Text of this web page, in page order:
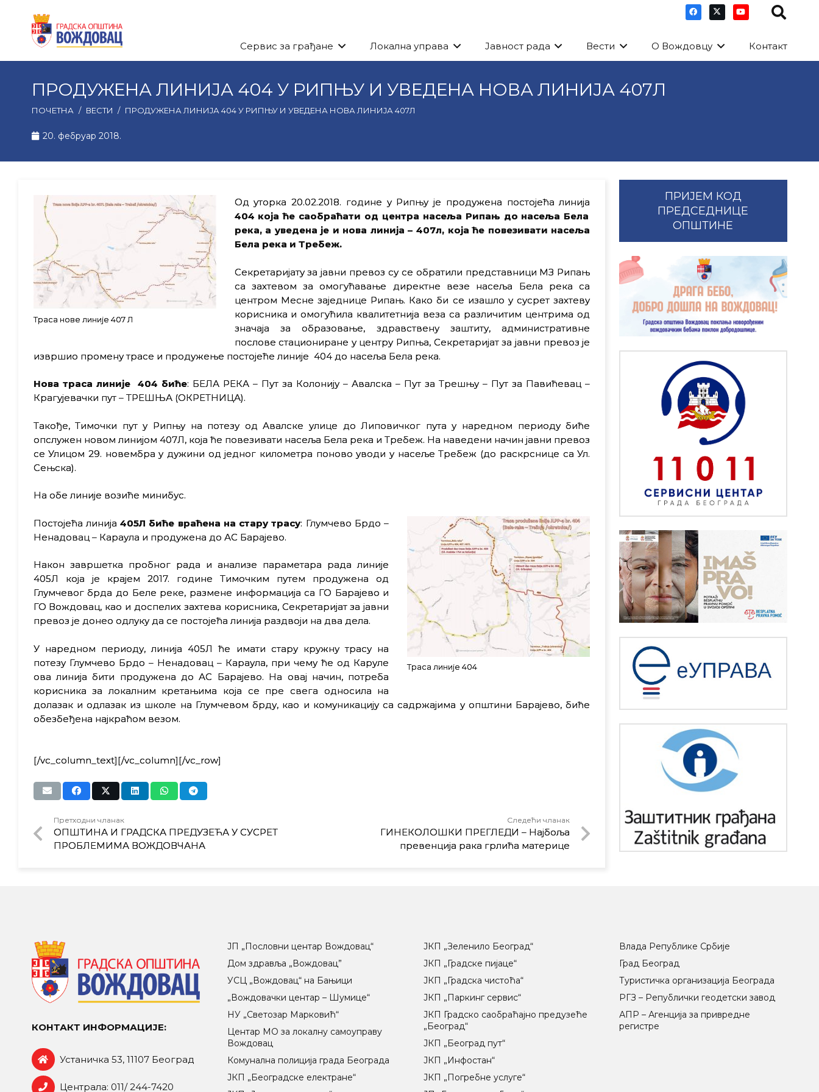
Сервис за грађане Локална управа Јавност рада Вести О Вождовцу Контакт
ПРОДУЖЕНА ЛИНИЈА 404 У РИПЊУ И УВЕДЕНА НОВА ЛИНИЈА 407Л
ПОЧЕТНА / ВЕСТИ / ПРОДУЖЕНА ЛИНИЈА 404 У РИПЊУ И УВЕДЕНА НОВА ЛИНИЈА 407Л
20. фебруар 2018.
Траса нове линије 407 Л
Од уторка 20.02.2018. године у Рипњу је продужена постојећа линија
404 која ће саобраћати од центра насеља Рипањ до насеља Бела
река, а уведена је и нова линија – 407л, која ће повезивати насеља
Бела река и Требеж.
Секретаријату за јавни превоз су се обратили представници МЗ Рипањ
са захтевом за омогућавање директне везе насеља Бела река са
центром Месне заједнице Рипањ. Како би се изашло у сусрет захтеву
корисника и омогућила квалитетнија веза са различитим центрима од
значаја за образовање, здравствену заштиту, административне
послове стациониране у центру Рипња, Секретаријат за јавни превоз је
извршио промену трасе и продужење постојеће линије 404 до насеља Бела река.
Нова траса линије 404 биће: БЕЛА РЕКА – Пут за Колонију – Авалска – Пут за Трешњу – Пут за Павићевац –
Крагујевачки пут – ТРЕШЊА (ОКРЕТНИЦА).
Такође, Тимочки пут у Рипњу на потезу од Авалске улице до Липовичког пута у наредном периоду биће
опслужен новом линијом 407Л, која ће повезивати насеља Бела река и Требеж. На наведени начин јавни превоз
се Улицом 29. новембра у дужини од једног километра поново уводи у насеље Требеж (до раскрснице са Ул.
Сењска).
На обе линије возиће минибус.
Траса линије 404
Постојећа линија405Л биће враћена на стару трасу: Глумчево Брдо –
Ненадовац – Караула и продужена до АС Барајево.
Након завршетка пробног рада и анализе параметара рада линије
405Л која је крајем 2017. године Тимочким путем продужена од
Глумчевог брда до Беле реке, размене информација са ГО Барајево и
ГО Вождовац, као и доспелих захтева корисника, Секретаријат за јавни
превоз је донео одлуку да се постојећа линија раздвоји на два дела.
У наредном периоду, линија 405Л ће имати стару кружну трасу на
потезу Глумчево Брдо – Ненадовац – Караула, при чему ће од Каруле
ова линија бити продужена до АС Барајево. На овај начин, потреба
корисника за локалним кретањима која се пре свега односила на
долазак и одлазак из школе на Глумчевом брду, као и комуникацију са садржајима у општини Барајево, биће
обезбеђена најкраћом везом.
[/vc_column_text][/vc_column][/vc_row]
Претходни чланак
ОПШТИНА И ГРАДСКА ПРЕДУЗЕЋА У СУСРЕТ
ПРОБЛЕМИМА ВОЖДОВЧАНА
Следећи чланак
ГИНЕКОЛОШКИ ПРЕГЛЕДИ – Најбоља
превенција рака грлића материце
ПРИЈЕМ КОД
ПРЕДСЕДНИЦЕ
ОПШТИНЕ
КОНТАКТ ИНФОРМАЦИЈЕ:
Устаничка 53, 11107 Београд
Централа: 011/ 244-7420
ЈП „Пословни центар Вождовац“
Дом здравља „Вождовац”
УСЦ „Вождовац“ на Бањици
„Вождовачки центар – Шумице“
НУ „Светозар Марковић“
Центар МO за локалну самоуправу
Вождовац
Комунална полиција града Београда
ЈКП „Београдске електране“
ЈКП „Зеленило Београд“
ЈКП „Градске пијаце“
ЈКП „Градска чистоћа“
ЈКП „Паркинг сервис“
ЈКП Градско саобраћајно предузеће
„Београд“
ЈКП „Београд пут“
ЈКП „Инфостан“
ЈКП „Погребне услуге“
Влада Републике Србије
Град Београд
Туристичка организација Београда
РГЗ – Републички геодетски завод
АПР – Агенција за привредне
регистре